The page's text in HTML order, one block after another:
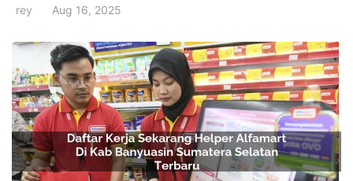
rey Aug 16, 2025